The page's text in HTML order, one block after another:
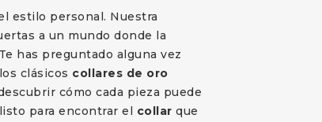
estilo personal. Nuestra
a un mundo donde la
has preguntado alguna vez
clásicos collares de oro
cómo cada pieza puede
para encontrar el collar que